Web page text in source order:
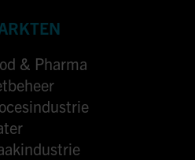
& Pharma